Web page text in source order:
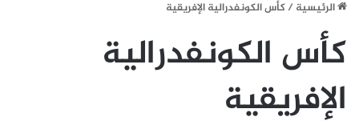
الرئيسية/كأس الكونفدرالية الإفريقية
كأس الكونفدرالية
الإفريقية